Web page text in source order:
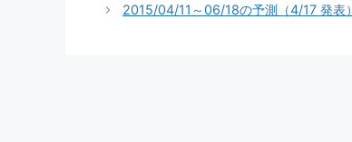
ゴ
2015/04/11～06/18の予測（4/17 発表）